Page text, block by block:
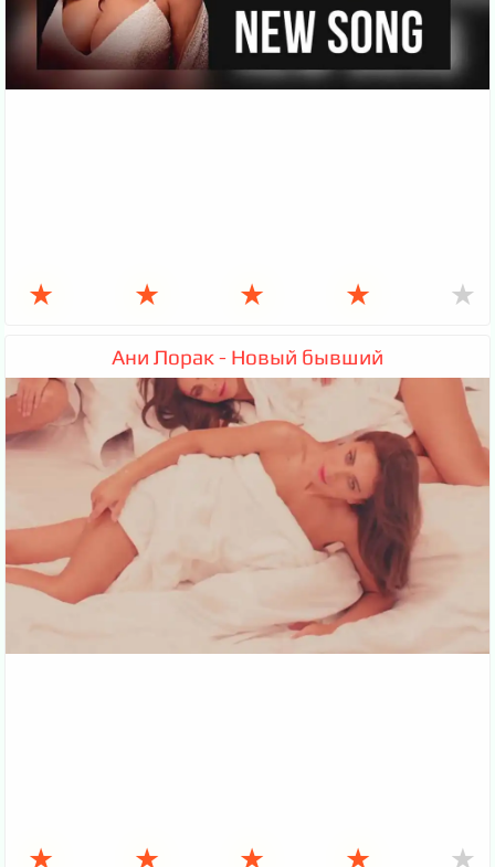
★ ★ ★ ★ ★
Ани Лорак - Новый бывший
★ ★ ★ ★ ★